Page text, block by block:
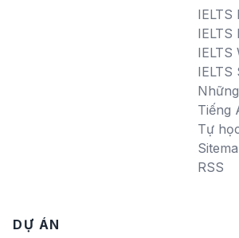
IELTS
IELTS
IELTS
IELTS
Tiếng
Tự
RSS
DỰ ÁN